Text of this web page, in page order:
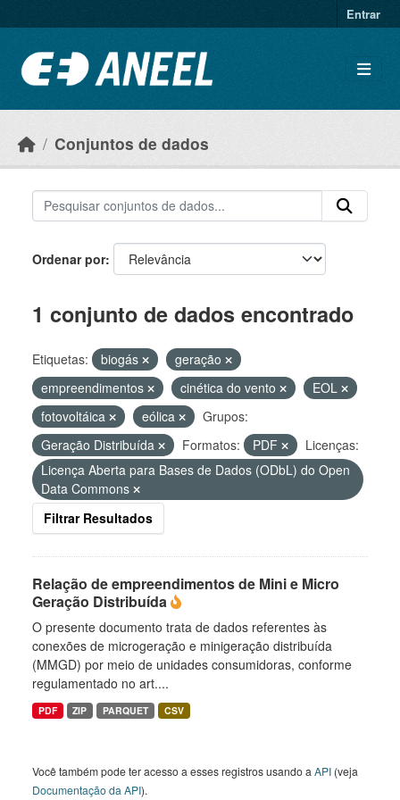
Entrar
Conjuntos de dados
Ordenar por
1 conjunto de dados encontrado
Etiquetas: biogás
geração
empreendimentos
cinética do vento
EOL
fotovoltáica
eólica
Grupos:
Geração Distribuída
Formatos: PDF
Licenças:
Licença Aberta para Bases de Dados (ODbL) do Open
Data Commons
Filtrar Resultados
Relação de empreendimentos de Mini e Micro
Geração Distribuída
O presente documento trata de dados referentes às
conexões de microgeração e minigeração distribuída
(MMGD) por meio de unidades consumidoras, conforme
regulamentado no art....
PDF ZIP PARQUET CSV
Você também pode ter acesso a esses registros usando a API (veja
Documentação da API).